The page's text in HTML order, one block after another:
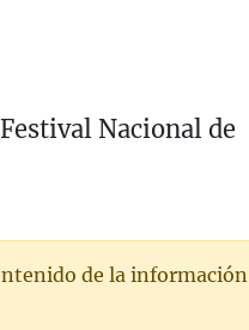
Nacional de
de la información